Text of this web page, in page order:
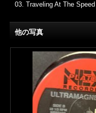
03. Traveling At The
他の写真